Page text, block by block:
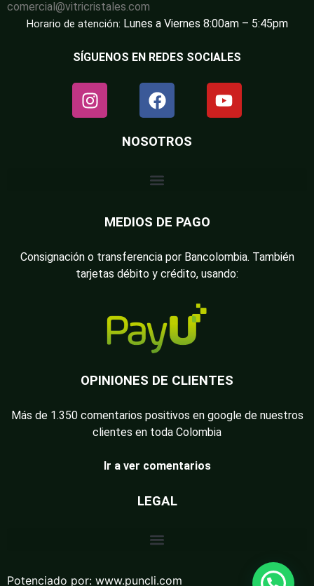
comercial@vitricristales.com
Horario de atención: Lunes a Viernes 8:00am – 5:45pm
SÍGUENOS EN REDES SOCIALES
NOSOTROS
MEDIOS DE PAGO
Consignación o transferencia por Bancolombia. También
tarjetas débito y crédito, usando:
OPINIONES DE CLIENTES
Más de 1.350 comentarios positivos en google de nuestros
clientes en toda Colombia
Ir a ver comentarios
LEGAL
Potenciado por: www.puncli.com